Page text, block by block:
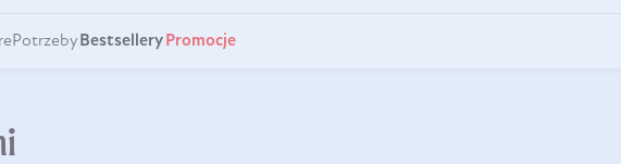
Potrzeby Bestsellery Promocje